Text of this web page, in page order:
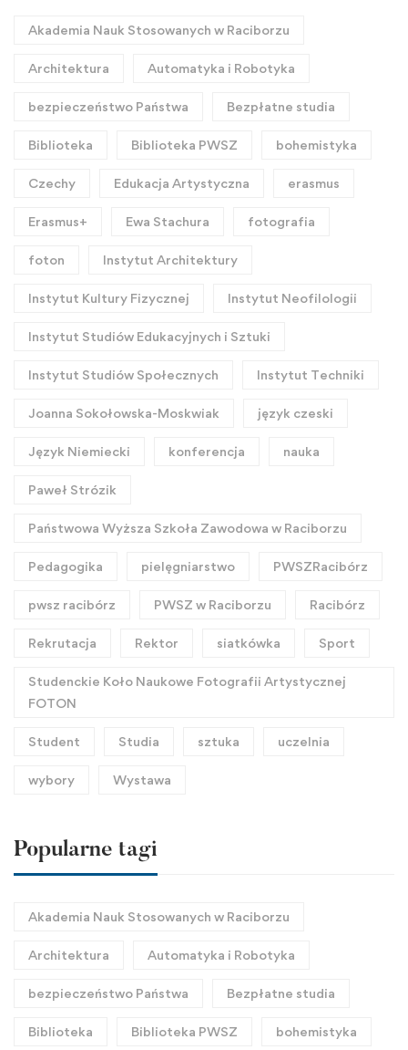
Akademia Nauk Stosowanych w Raciborzu
Architektura Automatyka i Robotyka
bezpieczeństwo Państwa Bezpłatne studia
Biblioteka Biblioteka PWSZ bohemistyka
Czechy Edukacja Artystyczna erasmus
Erasmus+ Ewa Stachura fotografia
foton Instytut Architektury
Instytut Kultury Fizycznej Instytut Neofilologii
Instytut Studiów Edukacyjnych i Sztuki
Instytut Studiów Społecznych Instytut Techniki
Joanna Sokołowska-Moskwiak język czeski
Język Niemiecki konferencja nauka
Paweł Strózik
Państwowa Wyższa Szkoła Zawodowa w Raciborzu
Pedagogika pielęgniarstwo PWSZRacibórz
pwsz racibórz PWSZ w Raciborzu Racibórz
Rekrutacja Rektor siatkówka Sport
Studenckie Koło Naukowe Fotografii Artystycznej
FOTON
Student Studia sztuka uczelnia
wybory Wystawa
Popularne tagi
Akademia Nauk Stosowanych w Raciborzu
Architektura Automatyka i Robotyka
bezpieczeństwo Państwa Bezpłatne studia
Biblioteka Biblioteka PWSZ bohemistyka